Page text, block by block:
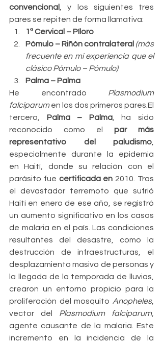
convencional , y los siguientes tres
pares se repiten de forma llamativa:
1ª Cervical – Píloro
Pómulo – Riñón contralateral (más
frecuente en mi experiencia que el
clásico Pómulo – Pómulo)
Palma – Palma
He encontrado Plasmodium
falciparum en los dos primeros pares.El
tercero, Palma – Palma, ha sido
reconocido como el par más
representativo del paludismo,
especialmente durante la epidemia
en Haití, donde su relación con el
parásito fue certificada en 2010. Tras
el devastador terremoto que sufrió
Haití en enero de ese año, se registró
un aumento significativo en los casos
de malaria en el país. Las condiciones
resultantes del desastre, como la
destrucción de infraestructuras, el
desplazamiento masivo de personas y
la llegada de la temporada de lluvias,
crearon un entorno propicio para la
proliferación del mosquito Anopheles,
vector del Plasmodium falciparum,
agente causante de la malaria. Este
incremento en la incidencia de la